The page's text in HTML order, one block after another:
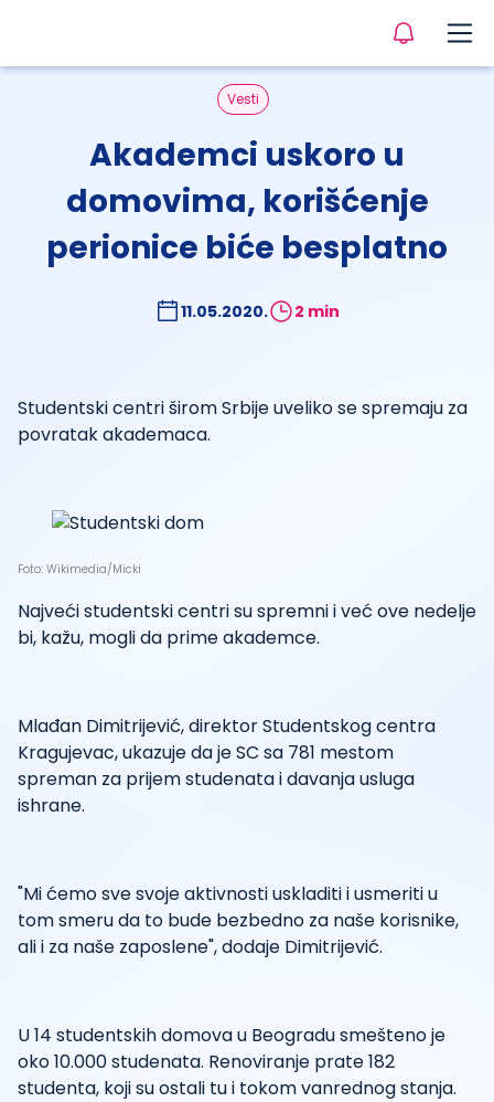
Vesti
Akademci uskoro u
domovima, korišćenje
perionice biće besplatno
11.05.2020. 2 min
Studentski centri širom Srbije uveliko se spremaju za
povratak akademaca.
Foto: Wikimedia/Micki
Najveći studentski centri su spremni i već ove nedelje
bi, kažu, mogli da prime akademce.
Mlađan Dimitrijević, direktor Studentskog centra
Kragujevac, ukazuje da je SC sa 781 mestom
spreman za prijem studenata i davanja usluga
ishrane.
"Mi ćemo sve svoje aktivnosti uskladiti i usmeriti u
tom smeru da to bude bezbedno za naše korisnike,
ali i za naše zaposlene", dodaje Dimitrijević.
U 14 studentskih domova u Beogradu smešteno je
oko 10.000 studenata. Renoviranje prate 182
studenta, koji su ostali tu i tokom vanrednog stanja.